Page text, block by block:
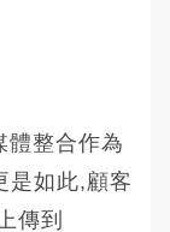
體整合作為
是如此,顧客
傳到